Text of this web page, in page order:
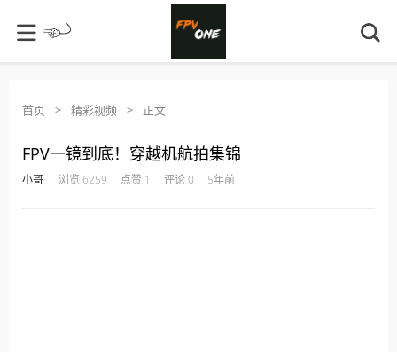
首页 > 精彩视频 > 正文
FPV一镜到底！穿越机航拍集锦
小哥 浏览 6259 点赞 1 评论 0 5年前